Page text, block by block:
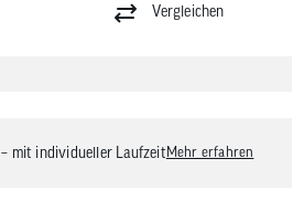
Vergleichen
– mit individueller Laufzeit Mehr erfahren